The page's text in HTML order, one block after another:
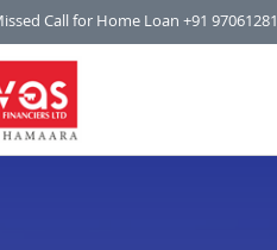
Call for Home Loan +91